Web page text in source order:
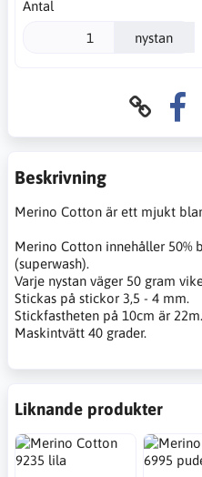
Antal
nystan
Beskrivning
Merino Cotton är ett mjukt
Merino Cotton innehåller 50%
(superwash).
Varje nystan väger 50 gram
Stickas på stickor 3,5 - 4 mm.
Stickfastheten på 10cm är 22m.
Maskintvätt 40 grader.
Liknande produkter